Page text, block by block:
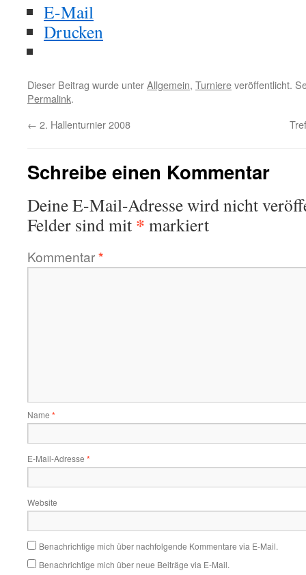
E-Mail
Drucken
Dieser Beitrag wurde unterAllgemein, Turniereveröffentlicht.
Permalink.
← 2. Hallenturnier 2008
Schreibe einen Kommentar
Deine E-Mail-Adresse wird nicht
Felder sind mit * markiert
Kommentar*
Name *
E-Mail-Adresse *
Website
Benachrichtige mich über nachfolgende Kommentare via E-Mail.
Benachrichtige mich über neue Beiträge via E-Mail.